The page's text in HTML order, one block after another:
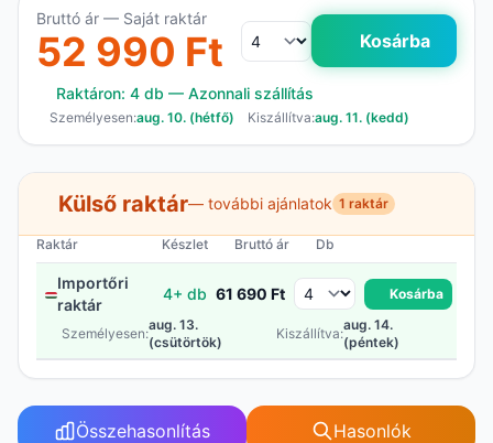
Bruttó ár — Saját raktár
52 990 Ft Kosárba
Raktáron: 4 db — Azonnali szállítás
Személyesen:aug. 10. (hétfő) Kiszállítva:aug. 11. (kedd)
Külső raktár— további ajánlatok 1 raktár
Raktár Készlet Bruttó ár Db
Importőri
raktár
4+ db 61 690 Ft Kosárba
Személyesen:
aug. 13.
(csütörtök)
Kiszállítva:
aug. 14.
(péntek)
Összehasonlítás Hasonlók